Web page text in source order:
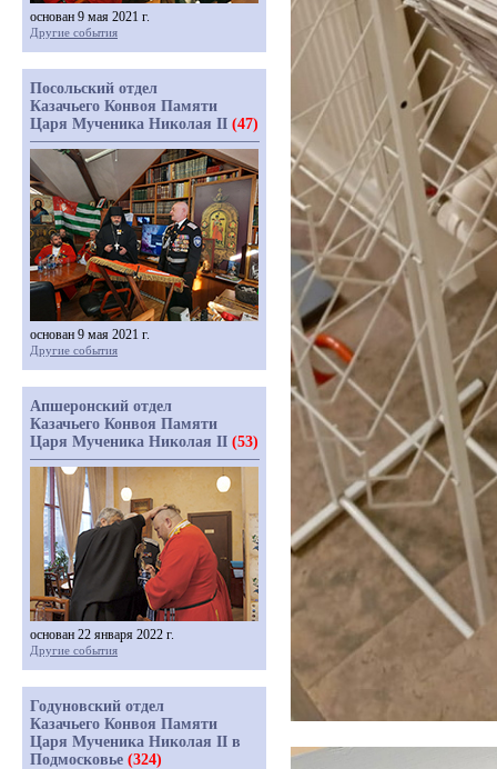
основан 9 мая 2021 г.
Другие события
Посольский отдел
Казачьего Конвоя Памяти
Царя Мученика Николая II (47)
основан 9 мая 2021 г.
Другие события
Апшеронский отдел
Казачьего Конвоя Памяти
Царя Мученика Николая II (53)
основан 22 января 2022 г.
Другие события
Годуновский отдел
Казачьего Конвоя Памяти
Царя Мученика Николая II в
Подмосковье (324)